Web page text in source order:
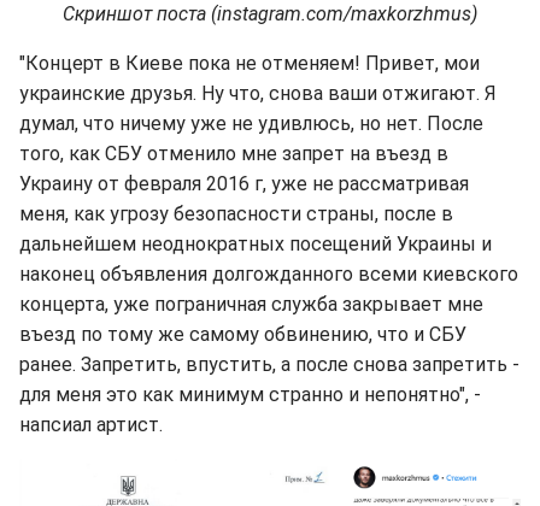
Скриншот поста (instagram.com/maxkorzhmus)
"Концерт в Киеве пока не отменяем! Привет, мои
украинские друзья. Ну что, снова ваши отжигают. Я
думал, что ничему уже не удивлюсь, но нет. После
того, как СБУ отменило мне запрет на въезд в
Украину от февраля 2016 г, уже не рассматривая
меня, как угрозу безопасности страны, после в
дальнейшем неоднократных посещений Украины и
наконец объявления долгожданного всеми киевского
концерта, уже пограничная служба закрывает мне
въезд по тому же самому обвинению, что и СБУ
ранее. Запретить, впустить, а после снова запретить -
для меня это как минимум странно и непонятно", -
напсиал артист.